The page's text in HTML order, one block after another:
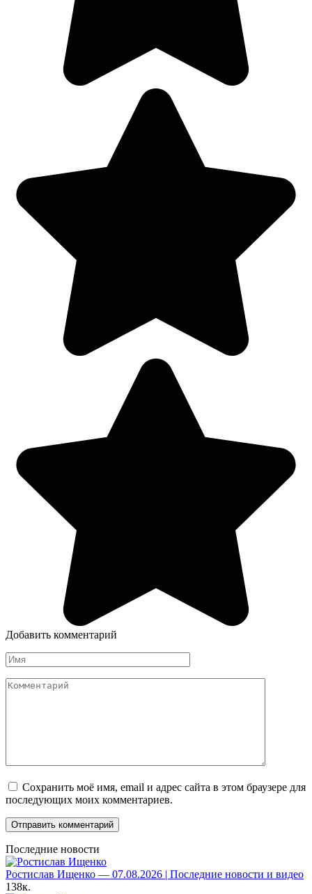
Добавить комментарий
Имя
Комментарий
Сохранить моё имя, email и адрес сайта в этом браузере для
последующих моих комментариев.
Последние новости
Ростислав Ищенко — 07.08.2026 | Последние новости и видео
138к.